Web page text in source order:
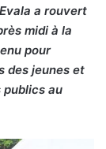
a rouvert
midi à la
pour
des jeunes et
publics au